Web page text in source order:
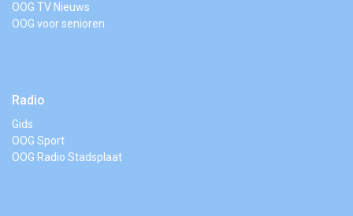
OOG TV Nieuws
OOG voor senioren
Radio
Gids
OOG Sport
OOG Radio Stadsplaat